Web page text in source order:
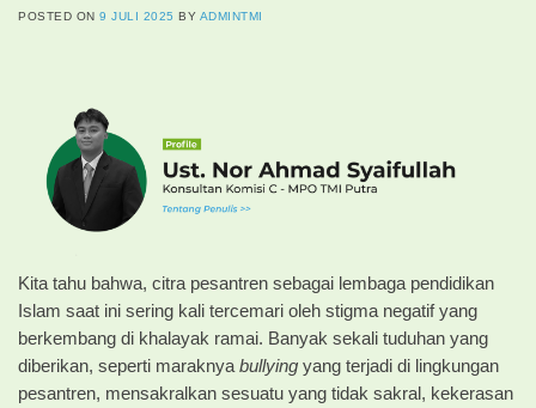
POSTED ON9 JULI 2025 BY ADMINTMI
Kita tahu bahwa, citra pesantren sebagai lembaga pendidikan
Islam saat ini sering kali tercemari oleh stigma negatif yang
berkembang di khalayak ramai. Banyak sekali tuduhan yang
diberikan, seperti maraknya bullying yang terjadi di lingkungan
pesantren, mensakralkan sesuatu yang tidak sakral, kekerasan